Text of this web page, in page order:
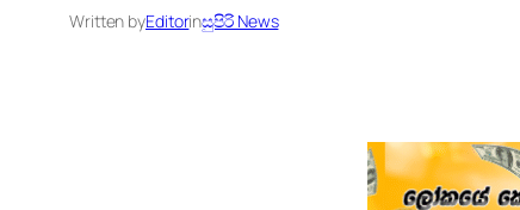
Written byEditorinසුපිරි News